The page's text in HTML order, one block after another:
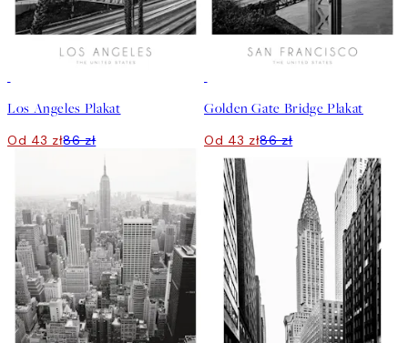
Los Angeles Plakat
Od 43 zł86 zł
Golden Gate Bridge Plakat
Od 43 zł86 zł